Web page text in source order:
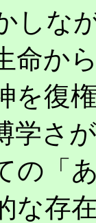
しな
命か
を復
学さ
の「
な存